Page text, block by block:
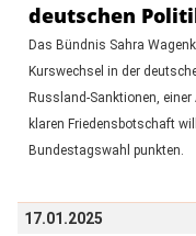
deutschen
Das Bündnis Sahra
Kurswechsel in der
Russland-Sanktionen,
klaren Friedensbotschaft
Bundestagswahl punkten.
17.01.2025